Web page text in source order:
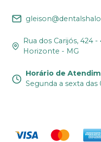
Rua dos Carijós, 424
Horizonte - MG
Horário de
Segunda a sexta das